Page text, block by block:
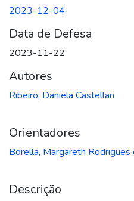
2023-12-04
Data de Defesa
2023-11-22
Autores
Ribeiro, Daniela Castellan
Orientadores
Borella, Margareth Rodrigues
Descrição